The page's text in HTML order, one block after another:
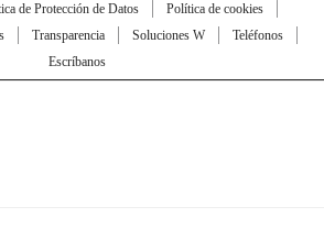
de Protección de Datos
Política de cookies
Transparencia Soluciones W
Teléfonos
Escríbanos